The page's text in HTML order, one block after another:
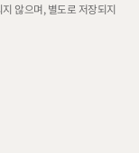
않으며, 별도로 저장되지